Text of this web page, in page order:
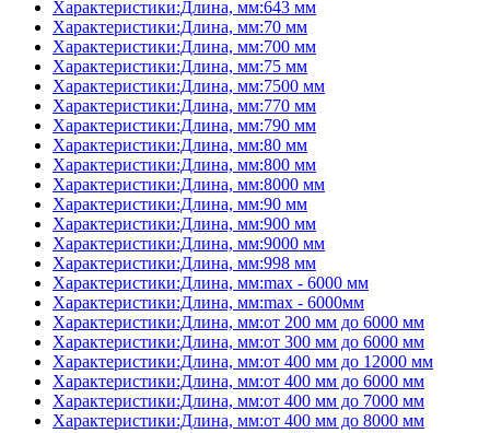
Характеристики:Длина, мм:643 мм
Характеристики:Длина, мм:70 мм
Характеристики:Длина, мм:700 мм
Характеристики:Длина, мм:75 мм
Характеристики:Длина, мм:7500 мм
Характеристики:Длина, мм:770 мм
Характеристики:Длина, мм:790 мм
Характеристики:Длина, мм:80 мм
Характеристики:Длина, мм:800 мм
Характеристики:Длина, мм:8000 мм
Характеристики:Длина, мм:90 мм
Характеристики:Длина, мм:900 мм
Характеристики:Длина, мм:9000 мм
Характеристики:Длина, мм:998 мм
Характеристики:Длина, мм:max - 6000 мм
Характеристики:Длина, мм:max - 6000мм
Характеристики:Длина, мм:от 200 мм до 6000 мм
Характеристики:Длина, мм:от 300 мм до 6000 мм
Характеристики:Длина, мм:от 400 мм до 12000 мм
Характеристики:Длина, мм:от 400 мм до 6000 мм
Характеристики:Длина, мм:от 400 мм до 7000 мм
Характеристики:Длина, мм:от 400 мм до 8000 мм